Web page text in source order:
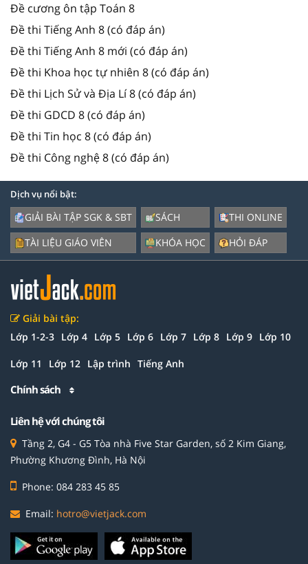
Đề cương ôn tập Toán 8
Đề thi Tiếng Anh 8 (có đáp án)
Đề thi Tiếng Anh 8 mới (có đáp án)
Đề thi Khoa học tự nhiên 8 (có đáp án)
Đề thi Lịch Sử và Địa Lí 8 (có đáp án)
Đề thi GDCD 8 (có đáp án)
Đề thi Tin học 8 (có đáp án)
Đề thi Công nghệ 8 (có đáp án)
Dịch vụ nổi bật:
GIẢI BÀI TẬP SGK & SBT
TÀI LIỆU GIÁO VIÊN
SÁCH
KHÓA HỌC
THI ONLINE
HỎI ĐÁP
Giải bài tập:
Lớp 1-2-3 Lớp 4 Lớp 5 Lớp 6 Lớp 7 Lớp 8 Lớp 9 Lớp 10
Lớp 11 Lớp 12 Lập trình Tiếng Anh
Chính sách
Liên hệ với chúng tôi
Tầng 2, G4 - G5 Tòa nhà Five Star Garden, số 2 Kim Giang,
Phường Khương Đình, Hà Nội
Phone: 084 283 45 85
Email: hotro@vietjack.com